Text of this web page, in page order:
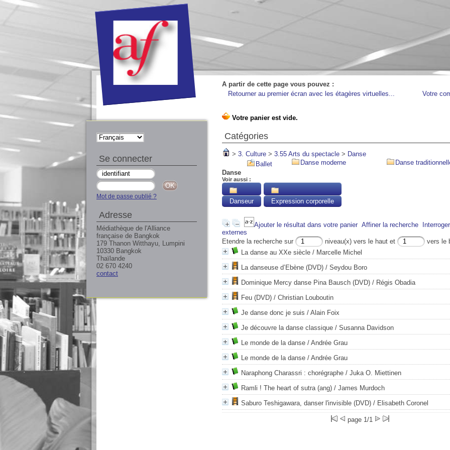
A partir de cette page vous pouvez :
Retourner au premier écran avec les étagères virtuelles...
Votre
Catégories
> 3. Culture > 3.55 Arts du spectacle > Danse
Ballet
Danse moderne
Danse
Danse
Voir aussi :
Danseur Expression corporelle
Ajouter le résultat dans votre panier Affiner la recherche
externes
Etendre la recherche sur
niveau(x) vers le haut et
vers le
La danse au XXe siècle / Marcelle Michel
La danseuse d’Ebène (DVD) / Seydou Boro
Dominique Mercy danse Pina Bausch (DVD) / Régis Obadia
Feu (DVD) / Christian Louboutin
Je danse donc je suis / Alain Foix
Je découvre la danse classique / Susanna Davidson
Le monde de la danse / Andrée Grau
Le monde de la danse / Andrée Grau
Naraphong Charassri : chorégraphe / Juka O. Miettinen
Ramli ! The heart of sutra (ang) / James Murdoch
Saburo Teshigawara, danser l'invisible (DVD) / Elisabeth Coronel
page 1/1
Se connecter
Mot de passe oublié ?
Adresse
Médiathèque de l'Alliance
française de Bangkok
179 Thanon Witthayu, Lumpini
10330 Bangkok
Thaïlande
02 670 4240
contact